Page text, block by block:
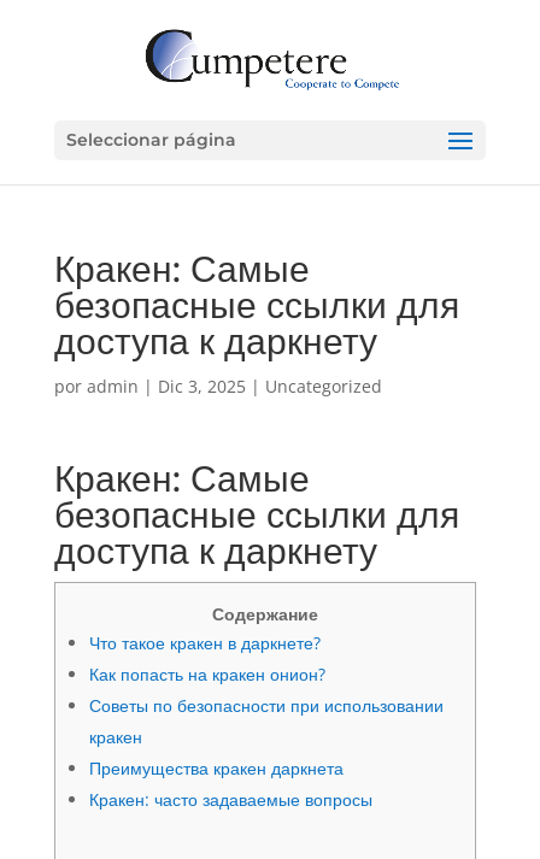
Seleccionar página
Кракен: Самые
безопасные ссылки для
доступа к даркнету
por admin | Dic 3, 2025| Uncategorized
Кракен: Самые
безопасные ссылки для
доступа к даркнету
Содержание
Что такое кракен в даркнете?
Как попасть на кракен онион?
Советы по безопасности при использовании
кракен
Преимущества кракен даркнета
Кракен: часто задаваемые вопросы